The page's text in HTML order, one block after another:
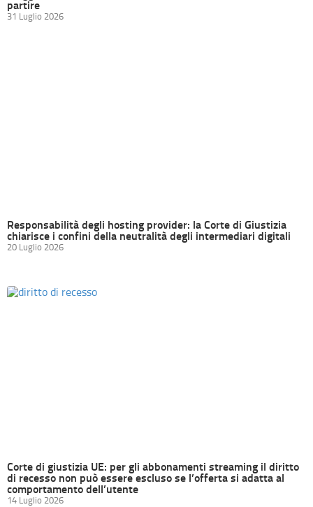
partire
31 Luglio 2026
Responsabilità degli hosting provider: la Corte di Giustizia
chiarisce i confini della neutralità degli intermediari digitali
20 Luglio 2026
Corte di giustizia UE: per gli abbonamenti streaming il diritto
di recesso non può essere escluso se l’offerta si adatta al
comportamento dell’utente
14 Luglio 2026